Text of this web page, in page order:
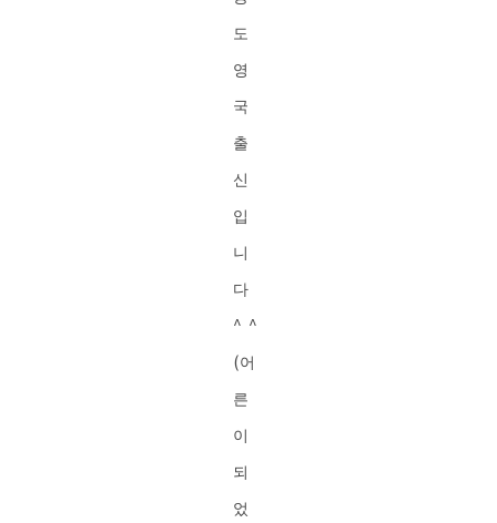
도
영
국
출
신
입
니
다
^ ^
(어
른
이
되
었